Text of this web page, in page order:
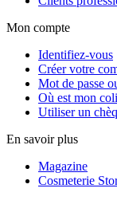
Mon compte
Identifiez-vous
Créer votre
Mot de passe
Où est mon
Utiliser un
En savoir plus
Magazine
Cosmeterie